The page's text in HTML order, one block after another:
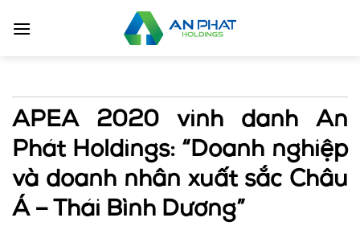
qua
APEA 2020 vinh danh An
Phát Holdings: “Doanh nghiệp
và doanh nhân xuất sắc Châu
Á – Thái Bình Dương”